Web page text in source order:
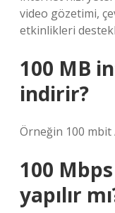
video gözetimi,
etkinlikleri
100 MB
indirir?
Örneğin 100 mbit
100
yapılır